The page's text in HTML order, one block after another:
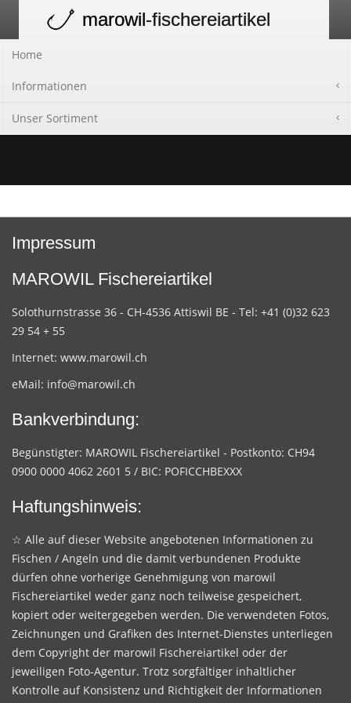
navigation
marowil-fischereiartikel
Home
Informationen
Unser Sortiment
Impressum
MAROWIL Fischereiartikel
Solothurnstrasse 36 - CH-4536 Attiswil BE - Tel: +41 (0)32 623
29 54 + 55
Internet: www.marowil.ch
eMail: info@marowil.ch
Bankverbindung:
Begünstigter: MAROWIL Fischereiartikel - Postkonto: CH94
0900 0000 4062 2601 5 / BIC: POFICCHBEXXX
Haftungshinweis:
☆ Alle auf dieser Website angebotenen Informationen zu
Fischen / Angeln und die damit verbundenen Produkte
dürfen ohne vorherige Genehmigung von marowil
Fischereiartikel weder ganz noch teilweise gespeichert,
kopiert oder weitergegeben werden. Die verwendeten Fotos,
Zeichnungen und Grafiken des Internet-Dienstes unterliegen
dem Copyright der marowil Fischereiartikel oder der
jeweiligen Foto-Agentur. Trotz sorgfältiger inhaltlicher
Kontrolle auf Konsistenz und Richtigkeit der Informationen